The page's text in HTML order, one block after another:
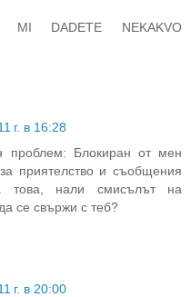
MI DADETE NEKAKVO
г. в 16:28
проблем: Блокиран от мен
приятелство и съобщения
това, нали смисълът на
се свържи с теб?
г. в 20:00